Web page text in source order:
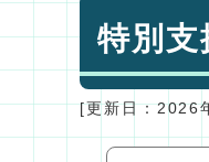
特別支
[更新日：2026